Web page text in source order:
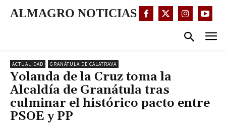
ALMAGRO NOTICIAS
ACTUALIDAD GRANÁTULA DE CALATRAVA
Yolanda de la Cruz toma la
Alcaldía de Granátula tras
culminar el histórico pacto entre
PSOE y PP